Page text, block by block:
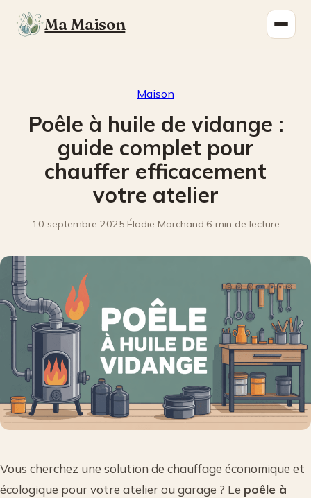
Ma Maison
Maison
Poêle à huile de vidange :
guide complet pour
chauffer efficacement
votre atelier
10 septembre 2025·Élodie Marchand·6 min de lecture
Vous cherchez une solution de chauffage économique et
écologique pour votre atelier ou garage ? Le poêle à